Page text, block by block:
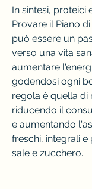
In sintesi, proteici
Provare il Piano
può essere un
verso una vita
aumentare
godendosi ogni
regola è quella di
riducendo il
e aumentando
freschi, integrali e
sale e zucchero.